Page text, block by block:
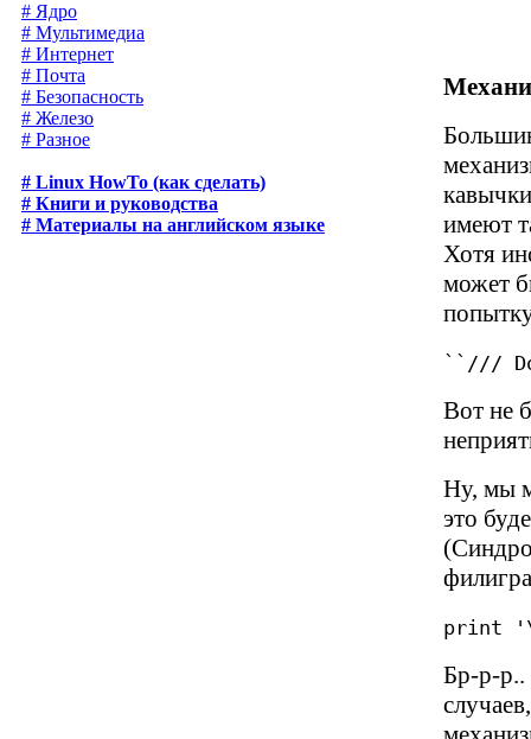
# Ядро
# Мультимедиа
# Интернет
# Почта
# Безопасность
# Железо
# Разное
# Linux HowTo (как сделать)
# Книги и руководства
# Материалы на английском языке
имеют
Хотя
может
``///
Вот не
Ну, мы
это
print
Бр-р-р..